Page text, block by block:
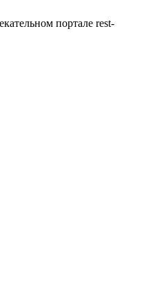
портале rest-